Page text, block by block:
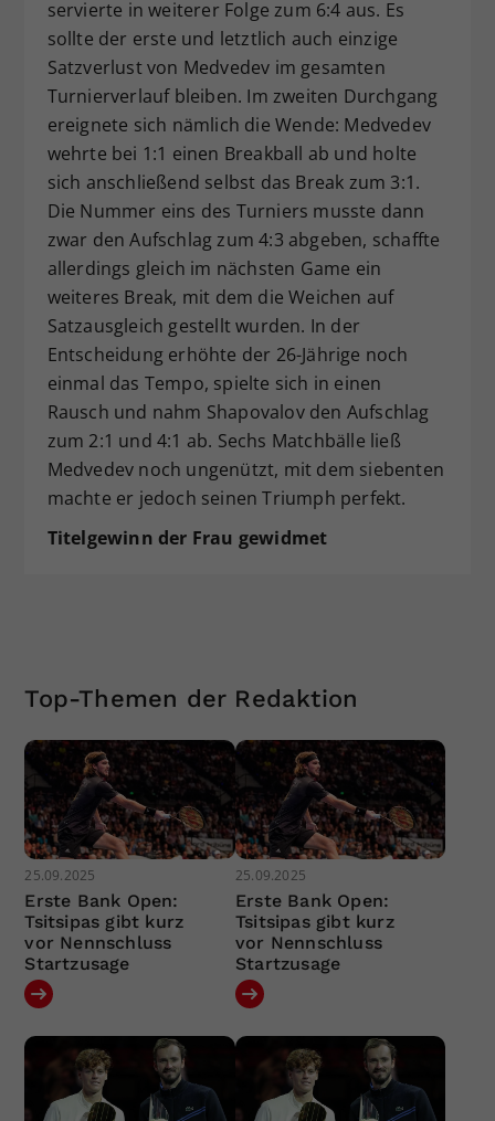
servierte in weiterer Folge zum 6:4 aus. Es
sollte der erste und letztlich auch einzige
Satzverlust von Medvedev im gesamten
Turnierverlauf bleiben. Im zweiten Durchgang
ereignete sich nämlich die Wende: Medvedev
wehrte bei 1:1 einen Breakball ab und holte
sich anschließend selbst das Break zum 3:1.
Die Nummer eins des Turniers musste dann
zwar den Aufschlag zum 4:3 abgeben, schaffte
allerdings gleich im nächsten Game ein
weiteres Break, mit dem die Weichen auf
Satzausgleich gestellt wurden. In der
Entscheidung erhöhte der 26-Jährige noch
einmal das Tempo, spielte sich in einen
Rausch und nahm Shapovalov den Aufschlag
zum 2:1 und 4:1 ab. Sechs Matchbälle ließ
Medvedev noch ungenützt, mit dem siebenten
machte er jedoch seinen Triumph perfekt.
Titelgewinn der Frau gewidmet
Top-Themen der Redaktion
25.09.2025
Erste Bank Open:
Tsitsipas gibt kurz
vor Nennschluss
Startzusage
25.09.2025
Erste Bank Open:
Tsitsipas gibt kurz
vor Nennschluss
Startzusage